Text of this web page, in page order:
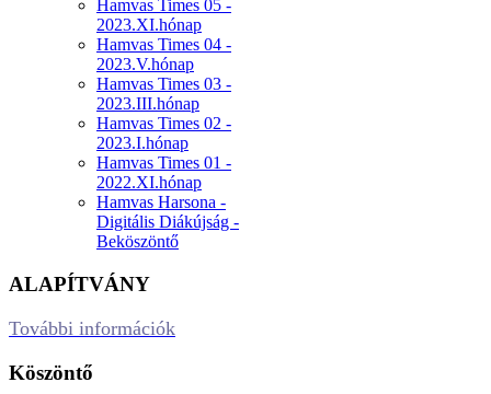
Hamvas Times 05 -
2023.XI.hónap
Hamvas Times 04 -
2023.V.hónap
Hamvas Times 03 -
2023.III.hónap
Hamvas Times 02 -
2023.I.hónap
Hamvas Times 01 -
2022.XI.hónap
Hamvas Harsona -
Digitális Diákújság -
Beköszöntő
ALAPÍTVÁNY
További információk
Köszöntő